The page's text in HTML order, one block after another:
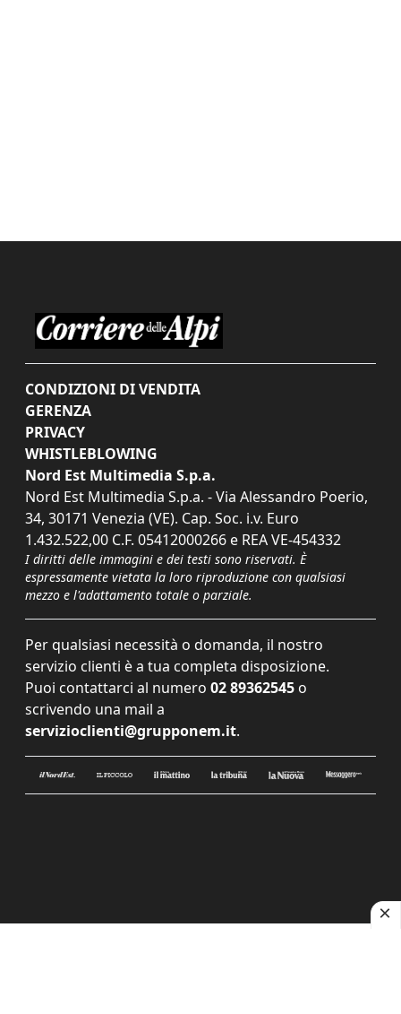
CONDIZIONI DI VENDITA
GERENZA
PRIVACY
WHISTLEBLOWING
Nord Est Multimedia S.p.a.
Nord Est Multimedia S.p.a. - Via Alessandro Poerio,
34, 30171 Venezia (VE). Cap. Soc. i.v. Euro
1.432.522,00 C.F. 05412000266 e REA VE-454332
I diritti delle immagini e dei testi sono riservati. È
espressamente vietata la loro riproduzione con qualsiasi
mezzo e l'adattamento totale o parziale.
Per qualsiasi necessità o domanda, il nostro
servizio clienti è a tua completa disposizione.
Puoi contattarci al numero 02 89362545 o
scrivendo una mail a
servizioclienti@grupponem.it.